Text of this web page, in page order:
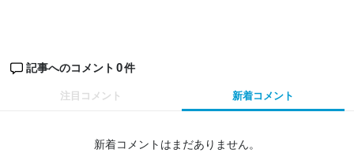
記事へのコメント 0件
注目コメント 新着コメント
新着コメントはまだありません。